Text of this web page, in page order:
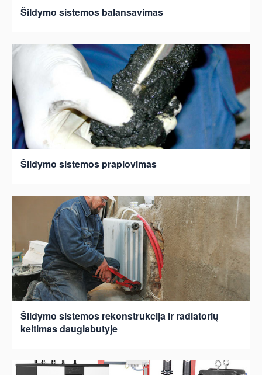
Šildymo sistemos balansavimas
Šildymo sistemos praplovimas
Šildymo sistemos rekonstrukcija ir radiatorių
keitimas daugiabutyje